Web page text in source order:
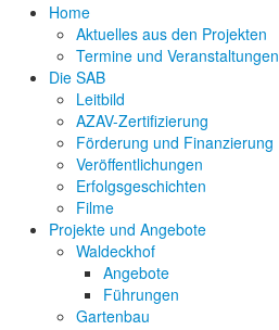
Home
Aktuelles aus den Projekten
Termine und Veranstaltungen
Die SAB
Leitbild
AZAV-Zertifizierung
Förderung und Finanzierung
Veröffentlichungen
Erfolgsgeschichten
Filme
Projekte und Angebote
Waldeckhof
Angebote
Führungen
Gartenbau